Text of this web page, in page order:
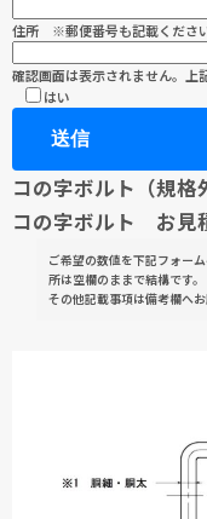
住所 ※郵便番号も記載くださ
確認画面は表示されません。上
はい
コの字ボルト（規
コの字ボルト お見
ご希望の数値を下記フォー
所は空欄のままで結構です。
その他記載事項は備考欄へお